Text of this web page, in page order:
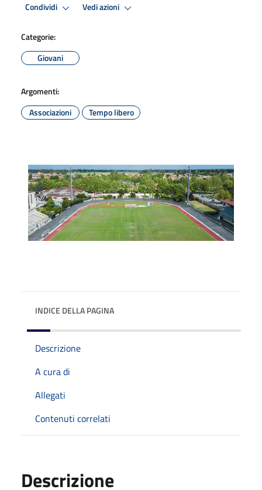
Condividi Vedi azioni
Categorie:
Giovani
Argomenti:
Associazioni
Tempo libero
INDICE DELLA PAGINA
Descrizione
A cura di
Allegati
Contenuti correlati
Descrizione